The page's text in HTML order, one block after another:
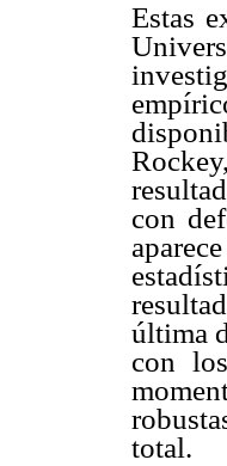
Estas
con
última
con
total.